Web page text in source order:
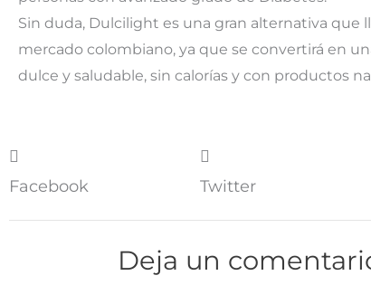
Sin duda, Dulcilight es una gran alternativa que
mercado colombiano, ya que se convertirá en
dulce y saludable, sin calorías y con productos
Facebook Twitter
Deja un